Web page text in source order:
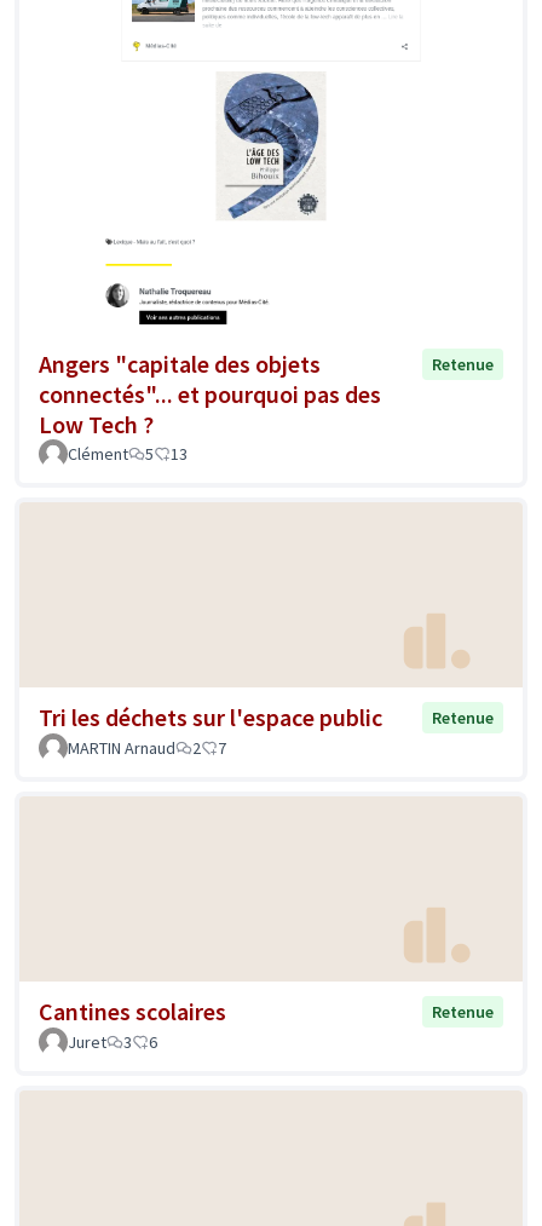
Angers "capitale des objets
connectés"... et pourquoi pas des
Low Tech ?
Retenue
Clément 5 13
Tri les déchets sur l'espace public
Retenue
MARTIN Arnaud
2 7
Cantines scolaires
Retenue
Juret
3 6